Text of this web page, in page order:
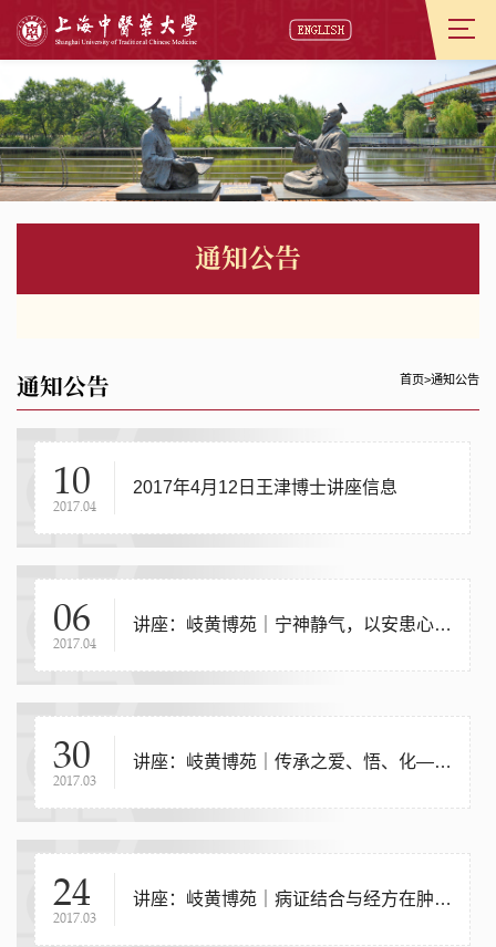
通知公告
通知公告 首页>通知公告
10
2017.04
2017年4月12日王津博士讲座信息
06
2017.04
讲座：岐黄博苑｜宁神静气，以安患心——中医药防治冠心病的思考
30
2017.03
讲座：岐黄博苑｜传承之爱、悟、化——中医传承学习心得
24
2017.03
讲座：岐黄博苑｜病证结合与经方在肿瘤中的应用